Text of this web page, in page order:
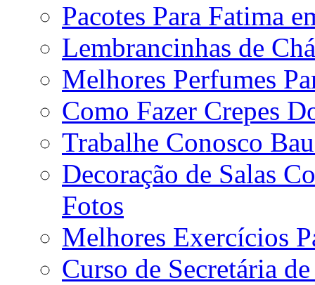
Pacotes Para Fatima
Lembrancinhas de
Melhores Perfumes
Como Fazer Crepes
Trabalhe Conosco
Decoração de Salas
Fotos
Melhores Exercícios
Curso de Secretária